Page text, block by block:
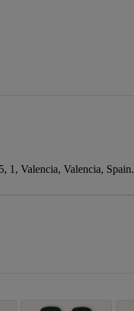
1, Valencia, Valencia, Spain.